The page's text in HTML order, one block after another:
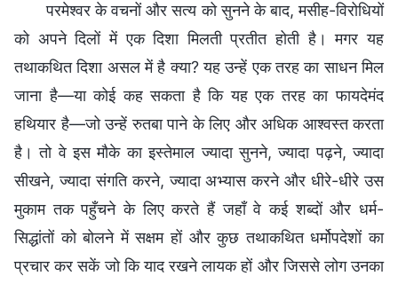
परमेश्वर के वचनों और सत्य को सुनने के बाद, मसीह-विरोधियों
को अपने दिलों में एक दिशा मिलती प्रतीत होती है। मगर यह
तथाकथित दिशा असल में है क्या? यह उन्हें एक तरह का साधन मिल
जाना है—या कोई कह सकता है कि यह एक तरह का फायदेमंद
हथियार है—जो उन्हें रुतबा पाने के लिए और अधिक आश्वस्त करता
है। तो वे इस मौके का इस्तेमाल ज्यादा सुनने, ज्यादा पढ़ने, ज्यादा
सीखने, ज्यादा संगति करने, ज्यादा अभ्यास करने और धीरे-धीरे उस
मुकाम तक पहुँचने के लिए करते हैं जहाँ वे कई शब्दों और धर्म-
सिद्धांतों को बोलने में सक्षम हों और कुछ तथाकथित धर्मोपदेशों का
प्रचार कर सकें जो कि याद रखने लायक हों और जिससे लोग उनका